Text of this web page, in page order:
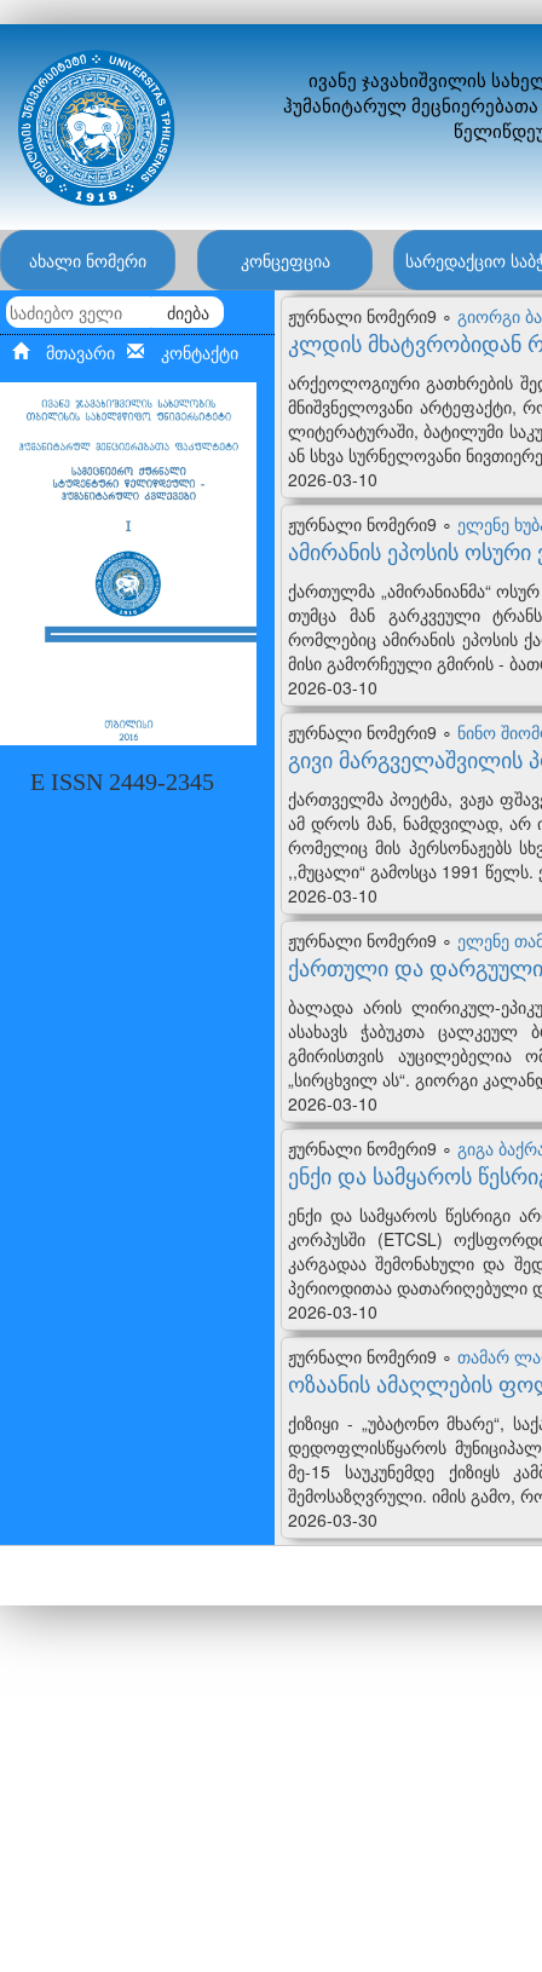
ივანე ჯავახიშვილის
ჰუმანიტარულ
ახალი ნომერი კონცეფცია სარედაქციო
ძიება
მთავარი კონტაქტი
E ISSN 2449-2345
ჟურნალი ნომერი9 ∘ გიორგი
კლდის მხატვრობიდან
არქეოლოგიური გათხრების
მნიშვნელოვანი არტეფაქტი,
ლიტერატურაში, ბატილუმი
ან სხვა სურნელოვანი
2026-03-10
ჟურნალი ნომერი9 ∘ ელენე
ამირანის ეპოსის ოსური
ქართულმა „ამირანიანმა“
თუმცა მან გარკვეული
რომლებიც ამირანის ეპოსის
მისი გამორჩეული გმირის -
2026-03-10
ჟურნალი ნომერი9 ∘ ნინო
გივი მარგველაშვილის
ქართველმა პოეტმა, ვაჟა
ამ დროს მან, ნამდვილად, არ
რომელიც მის პერსონაჟებს
,,მუცალი“ გამოსცა 1991
2026-03-10
ჟურნალი ნომერი9 ∘ ელენე
ქართული და დარგუული
ბალადა არის ლირიკულ-
ასახავს ჭაბუკთა ცალკეულ
გმირისთვის აუცილებელია
„სირცხვილ ას“. გიორგი
2026-03-10
ჟურნალი ნომერი9 ∘ გიგა
ენქი და სამყაროს
ენქი და სამყაროს წესრიგი
კორპუსში (ETCSL)
კარგადაა შემონახული და
პერიოდითაა დათარიღებული
2026-03-10
ჟურნალი ნომერი9 ∘ თამარ
ოზაანის ამაღლების
ქიზიყი - „უბატონო მხარე“,
დედოფლისწყაროს
მე-15 საუკუნემდე ქიზიყს
შემოსაზღვრული. იმის გამო,
2026-03-30